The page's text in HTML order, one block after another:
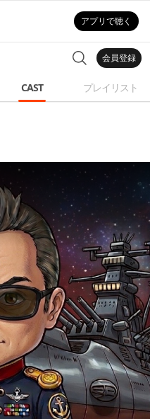
アプリで聴く
会員登録
CAST プレイリスト